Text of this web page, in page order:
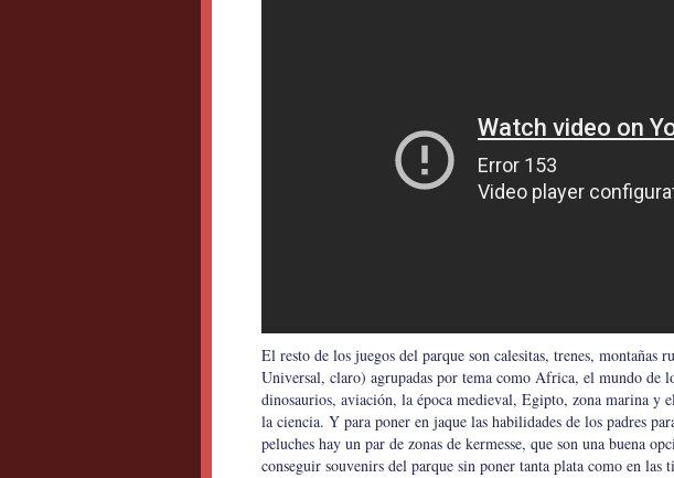
El resto de los juegos del parque son calesitas, trenes, montañas
Universal, claro) agrupadas por tema como Africa, el mundo de
dinosaurios, aviación, la época medieval, Egipto, zona marina y
la ciencia. Y para poner en jaque las habilidades de los padres
peluches hay un par de zonas de kermesse, que son una buena
conseguir souvenirs del parque sin poner tanta plata como en las